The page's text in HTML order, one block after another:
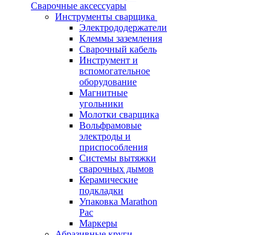
Сварочные аксессуары
Инструменты сварщика
Электрододержатели
Клеммы заземления
Сварочный кабель
Инструмент и
вспомогательное
оборудование
Магнитные
угольники
Молотки сварщика
Вольфрамовые
электроды и
приспособления
Системы вытяжки
сварочных дымов
Керамические
подкладки
Упаковка Marathon
Pac
Маркеры